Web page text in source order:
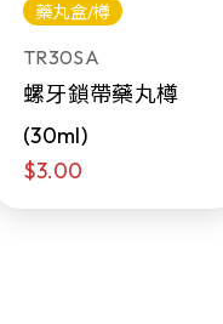
藥丸盒/樽
TR30SA
螺牙鎖帶藥丸樽
(30ml)
$3.00